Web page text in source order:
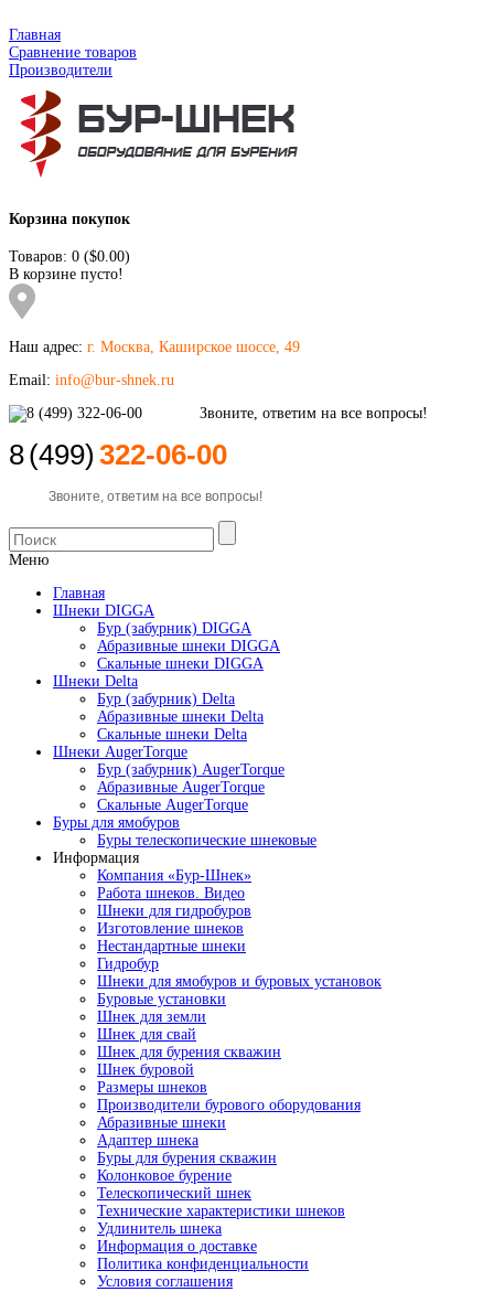
Главная
Сравнение товаров
Производители
Корзина покупок
Товаров: 0 ($0.00)
В корзине пусто!
Наш адрес: г. Москва, Каширское шоссе, 49
Email: info@bur-shnek.ru
8(499) 322-06-00
Звоните, ответим на все вопросы!
Меню
Главная
Шнеки DIGGA
Бур (забурник) DIGGA
Абразивные шнеки DIGGA
Скальные шнеки DIGGA
Шнеки Delta
Бур (забурник) Delta
Абразивные шнеки Delta
Скальные шнеки Delta
Шнеки AugerTorque
Бур (забурник) AugerTorque
Абразивные AugerTorque
Скальные AugerTorque
Буры для ямобуров
Буры телескопические шнековые
Информация
Компания «Бур-Шнек»
Работа шнеков. Видео
Шнеки для гидробуров
Изготовление шнеков
Нестандартные шнеки
Гидробур
Шнеки для ямобуров и буровых установок
Буровые установки
Шнек для земли
Шнек для свай
Шнек для бурения скважин
Шнек буровой
Размеры шнеков
Производители бурового оборудования
Абразивные шнеки
Адаптер шнека
Буры для бурения скважин
Колонковое бурение
Телескопический шнек
Технические характеристики шнеков
Удлинитель шнека
Информация о доставке
Политика конфиденциальности
Условия соглашения